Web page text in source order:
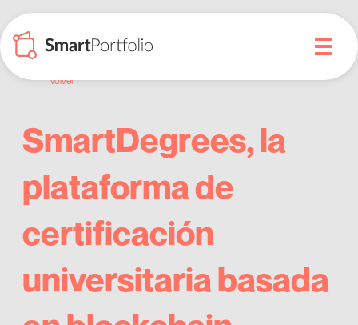
Volver
SmartDegrees, la
plataforma de
certificación
universitaria basada